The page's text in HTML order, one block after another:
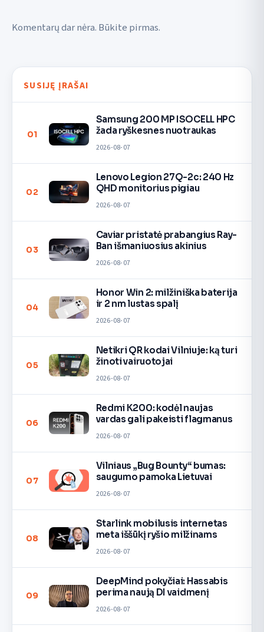
Komentarų dar nėra. Būkite pirmas.
SUSIJĘ ĮRAŠAI
01
Samsung 200 MP ISOCELL HPC
žada ryškesnes nuotraukas
2026-08-07
02
Lenovo Legion 27Q-2c: 240 Hz
QHD monitorius pigiau
2026-08-07
03
Caviar pristatė prabangius Ray-
Ban išmaniuosius akinius
2026-08-07
04
Honor Win 2: milžiniška baterija
ir 2 nm lustas spalį
2026-08-07
05
Netikri QR kodai Vilniuje: ką turi
žinoti vairuotojai
2026-08-07
06
Redmi K200: kodėl naujas
vardas gali pakeisti flagmanus
2026-08-07
07
Vilniaus „Bug Bounty“ bumas:
saugumo pamoka Lietuvai
2026-08-07
08
Starlink mobilusis internetas
meta iššūkį ryšio milžinams
2026-08-07
09
DeepMind pokyčiai: Hassabis
perima naują DI vaidmenį
2026-08-07